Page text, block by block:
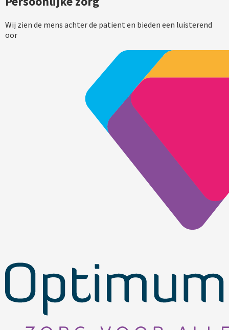
Wij zien de mens achter de patient en bieden een luisterend
oor